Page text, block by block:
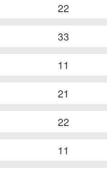
22
33
11
21
22
11